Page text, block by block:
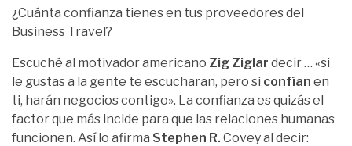
¿Cuánta confianza tienes en tus proveedores del
Business Travel?
Escuché al motivador americano Zig Ziglar decir … «si
le gustas a la gente te escucharan, pero si confían en
ti, harán negocios contigo». La confianza es quizás el
factor que más incide para que las relaciones humanas
funcionen. Así lo afirma Stephen R. Covey al decir: